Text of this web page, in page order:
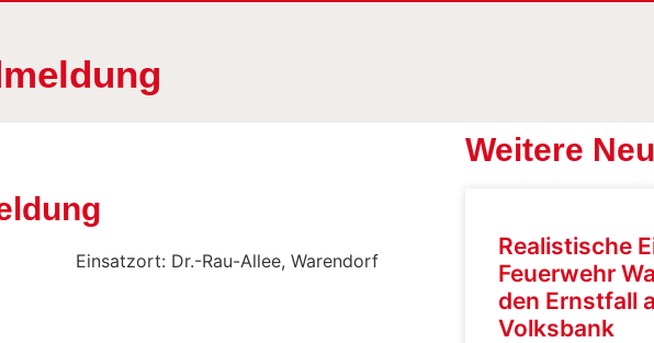
Einsatzort: Dr.-Rau-Allee, Warendorf
Weitere
Realistische
Feuerwehr
den Ernstfall
Volksbank